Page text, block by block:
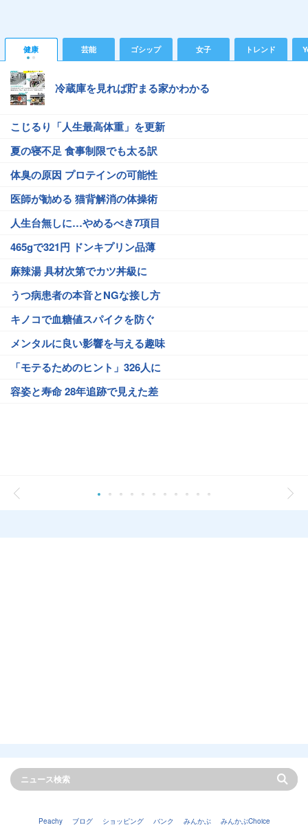
健康 芸能 ゴシップ 女子 トレンド
冷蔵庫を見れば貯まる家かわかる
こじるり「人生最高体重」を更新
夏の寝不足 食事制限でも太る訳
体臭の原因 プロテインの可能性
医師が勧める 猫背解消の体操術
人生台無しに…やめるべき7項目
465gで321円 ドンキプリン品薄
麻辣湯 具材次第でカツ丼級に
うつ病患者の本音とNGな接し方
キノコで血糖値スパイクを防ぐ
メンタルに良い影響を与える趣味
「モテるためのヒント」326人に
容姿と寿命 28年追跡で見えた差
Peachy ブログ ショッピング バンク みんかぶ
みんかぶChoice